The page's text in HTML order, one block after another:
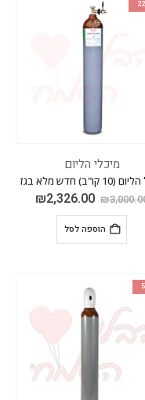
מיכלי הליום
קו"ב) חדש מלא בגז
₪
₪2,326.00
הוספה לסל